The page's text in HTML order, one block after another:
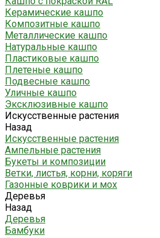
Керамические кашпо
Композитные кашпо
Металлические кашпо
Натуральные кашпо
Пластиковые кашпо
Плетеные кашпо
Подвесные кашпо
Уличные кашпо
Эксклюзивные кашпо
Искусственные растения
Назад
Искусственные растения
Ампельные растения
Букеты и композиции
Ветки, листья, корни, коряги
Газонные коврики и мох
Деревья
Назад
Деревья
Бамбуки